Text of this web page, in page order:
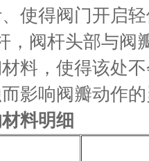
使得阀门开启
阀杆头部与阀
料，使得该处
影响阀瓣动作
料明细